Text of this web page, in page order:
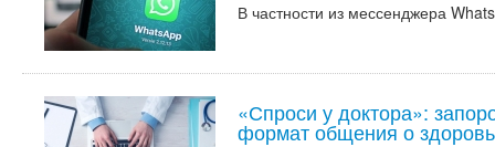
В частности из мессенджера
«Спроси у доктора»:
формат общения о